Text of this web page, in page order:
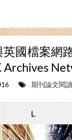
國檔案網
Archives
期刊論文閱讀
L